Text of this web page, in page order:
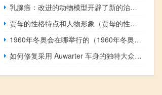
乳腺癌：改进的动物模型开辟了新的治疗方法
贾母的性格特点和人物形象（贾母的性格特点）
1960年冬奥会在哪举行的（1960年冬奥会在哪里举行）
如何修复采用 Auwarter 车身的独特大众 T1